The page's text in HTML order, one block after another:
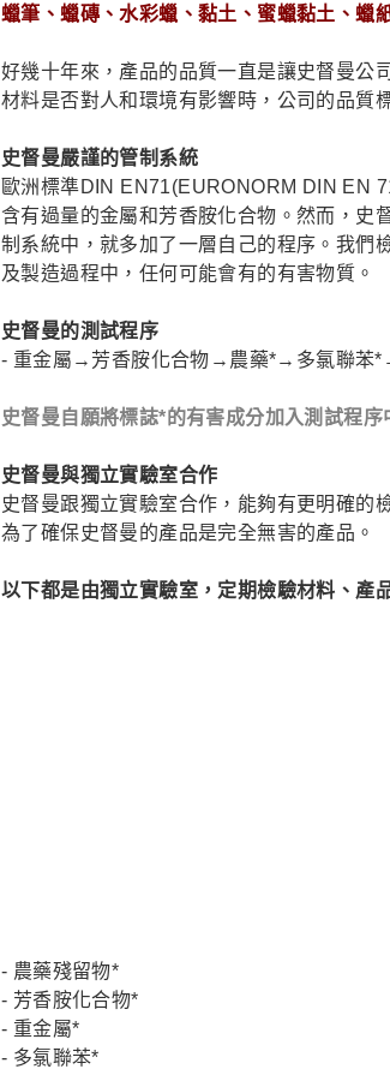
蠟筆、蠟磚、水彩蠟、黏土、蜜蠟黏土、蠟
好幾十年來，產品的品質一直是讓史督曼公
材料是否對人和環境有影響時，公司的品質
史督曼嚴謹的管制系統
歐洲標準DIN EN71(EURONORM DIN EN
含有過量的金屬和芳香胺化合物。然而，史
制系統中，就多加了一層自己的程序。我們
及製造過程中，任何可能會有的有害物質。
史督曼的測試程序
- 重金屬→芳香胺化合物→農藥*→多氯聯苯
史督曼自願將標誌*的有害成分加入測試程序
史督曼與獨立實驗室合作
史督曼跟獨立實驗室合作，能夠有更明確的
為了確保史督曼的產品是完全無害的產品。
以下都是由獨立實驗室，定期檢驗材料、產
- 農藥殘留物*
- 芳香胺化合物*
- 重金屬*
- 多氯聯苯*